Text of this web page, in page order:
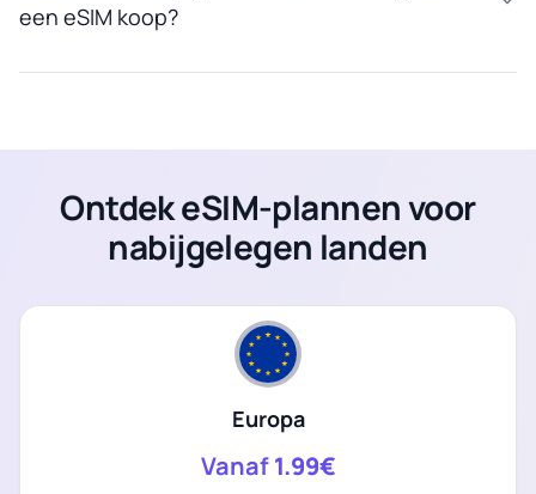
een eSIM koop?
Ontdek eSIM-plannen voor
nabijgelegen landen
Europa
Vanaf1.99€